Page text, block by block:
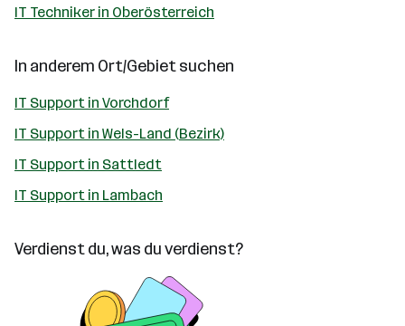
IT Techniker in Oberösterreich
In anderem Ort/Gebiet suchen
IT Support in Vorchdorf
IT Support in Wels-Land (Bezirk)
IT Support in Sattledt
IT Support in Lambach
Verdienst du, was du verdienst?